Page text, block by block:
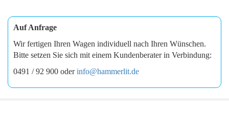
Auf Anfrage
Wir fertigen Ihren Wagen individuell nach Ihren Wünschen.
Bitte setzen Sie sich mit einem Kundenberater in Verbindung:
0491 / 92 900 oderinfo@hammerlit.de